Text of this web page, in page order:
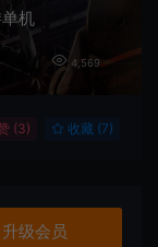
机
4,569
(3) 收藏 (7)
升级会员